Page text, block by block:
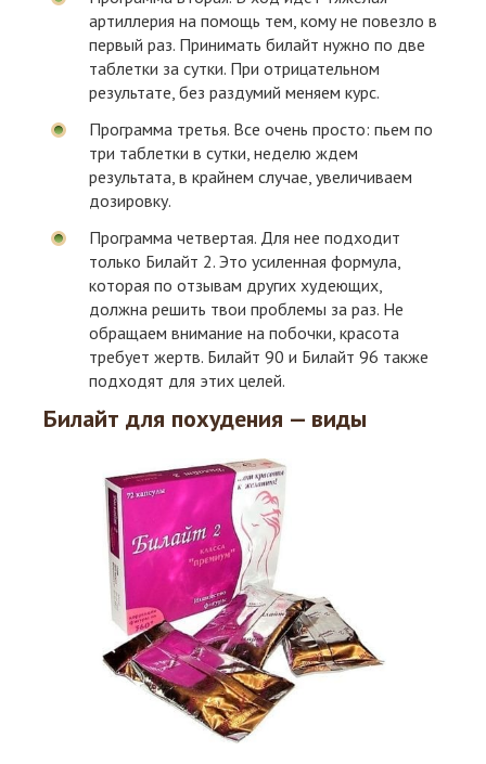
артиллерия на помощь тем, кому не повезло в
первый раз. Принимать билайт нужно по две
таблетки за сутки. При отрицательном
результате, без раздумий меняем курс.
Программа третья. Все очень просто: пьем по
три таблетки в сутки, неделю ждем
результата, в крайнем случае, увеличиваем
дозировку.
Программа четвертая. Для нее подходит
только Билайт 2. Это усиленная формула,
которая по отзывам других худеющих,
должна решить твои проблемы за раз. Не
обращаем внимание на побочки, красота
требует жертв. Билайт 90 и Билайт 96 также
подходят для этих целей.
Билайт для похудения — виды